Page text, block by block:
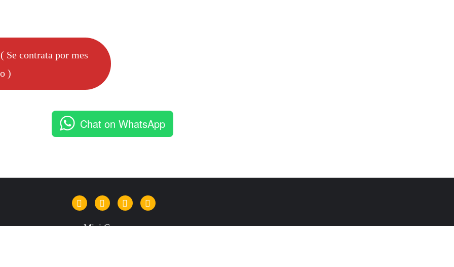
Se contrata por mes
)
Chat on WhatsApp
Mini Grammar